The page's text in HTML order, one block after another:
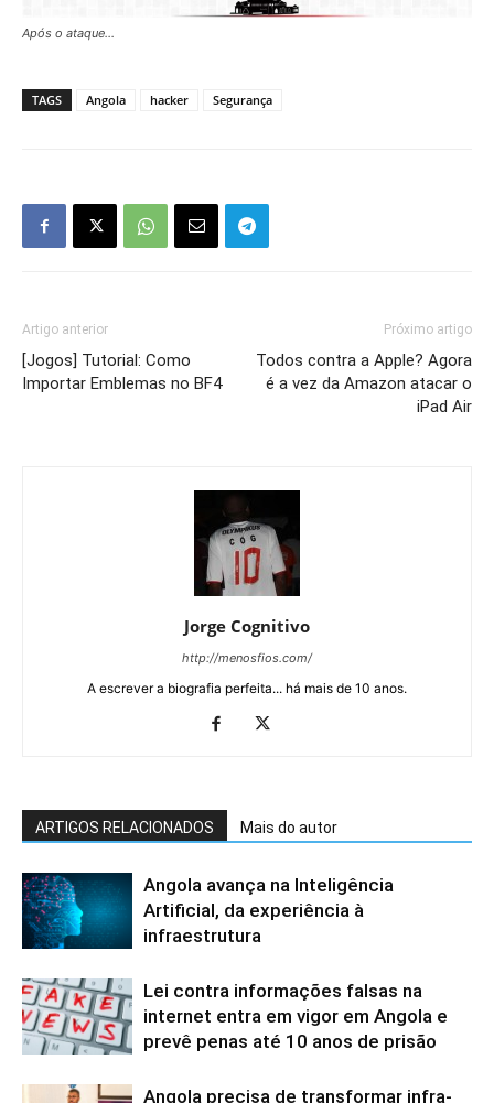
Após o ataque…
TAGS Angola hacker Segurança
Artigo anterior
[Jogos] Tutorial: Como
Importar Emblemas no BF4
Próximo artigo
Todos contra a Apple? Agora
é a vez da Amazon atacar o
iPad Air
Jorge Cognitivo
http://menosfios.com/
A escrever a biografia perfeita... há mais de 10 anos.
ARTIGOS RELACIONADOS Mais do autor
Angola avança na Inteligência
Artificial, da experiência à
infraestrutura
Lei contra informações falsas na
internet entra em vigor em Angola e
prevê penas até 10 anos de prisão
Angola precisa de transformar infra-